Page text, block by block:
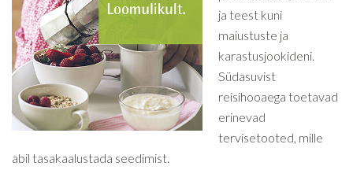
ja teest kuni
maiustuste ja
karastusjookideni.
Südasuvist
reisihooaega toetavad
erinevad
tervisetooted, mille
abil tasakaalustada seedimist.